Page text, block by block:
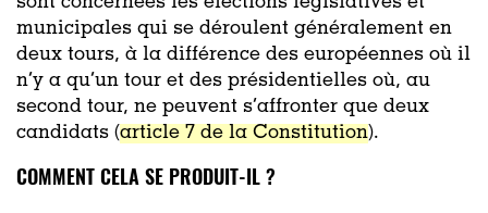
municipales qui se déroulent généralement en
deux tours, à la différence des européennes où il
n’y a qu’un tour et des présidentielles où, au
second tour, ne peuvent s’affronter que deux
candidats (article 7 de la Constitution).
COMMENT CELA SE PRODUIT-IL ?